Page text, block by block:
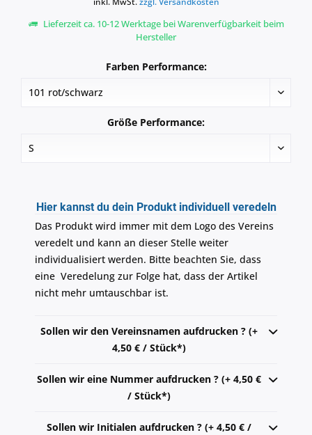
Lieferzeit ca. 10-12 Werktage bei Warenverfügbarkeit beim
Hersteller
Farben Performance:
Größe Performance:
Hier kannst du dein Produkt individuell veredeln
Das Produkt wird immer mit dem Logo des Vereins
veredelt und kann an dieser Stelle weiter
individualisiert werden. Bitte beachten Sie, dass
eine Veredelung zur Folge hat, dass der Artikel
nicht mehr umtauschbar ist.
Sollen wir den Vereinsnamen aufdrucken ? (+
4,50 € / Stück*)
Sollen wir eine Nummer aufdrucken ? (+ 4,50 €
/ Stück*)
Sollen wir Initialen aufdrucken ? (+ 4,50 € /